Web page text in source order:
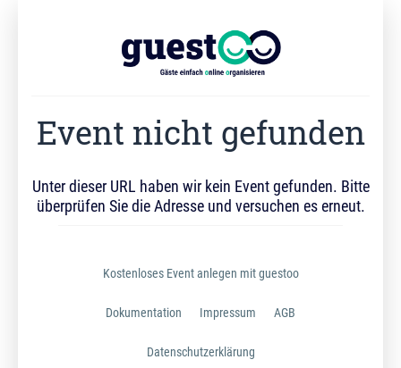
Event nicht gefunden
Unter dieser URL haben wir kein Event gefunden. Bitte
überprüfen Sie die Adresse und versuchen es erneut.
Kostenloses Event anlegen mit guestoo
Dokumentation Impressum AGB
Datenschutzerklärung